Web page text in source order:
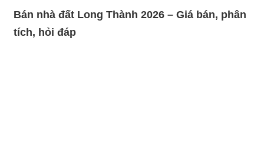
Bán nhà đất Long Thành 2026 – Giá bán, phân
tích, hỏi đáp